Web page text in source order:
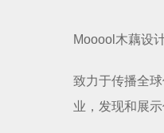
Mooool木藕设
致力于传播全
业，发现和展示